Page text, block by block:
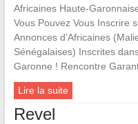
Africaines Haute-
Vous Pouvez Vous Inscrire
Annonces d’Africaines
Sénégalaises) Inscrites
Garonne ! Rencontre
Lire la suite
Revel